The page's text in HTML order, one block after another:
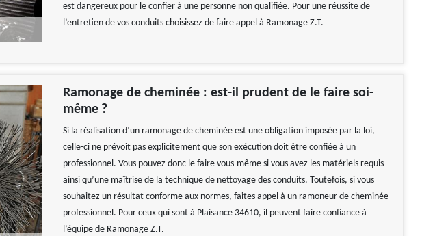
est dangereux pour le confier à une personne non qualifiée. Pour une réussite de
l’entretien de vos conduits choisissez de faire appel à Ramonage Z.T.
Ramonage de cheminée : est-il prudent de le faire soi-
même ?
Si la réalisation d’un ramonage de cheminée est une obligation imposée par la loi,
celle-ci ne prévoit pas explicitement que son exécution doit être confiée à un
professionnel. Vous pouvez donc le faire vous-même si vous avez les matériels requis
ainsi qu’une maîtrise de la technique de nettoyage des conduits. Toutefois, si vous
souhaitez un résultat conforme aux normes, faites appel à un ramoneur de cheminée
professionnel. Pour ceux qui sont à Plaisance 34610, il peuvent faire confiance à
l’équipe de Ramonage Z.T.